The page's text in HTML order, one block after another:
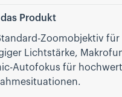
Produkt
Zoomobjektiv für
Lichtstärke,
Autofokus für